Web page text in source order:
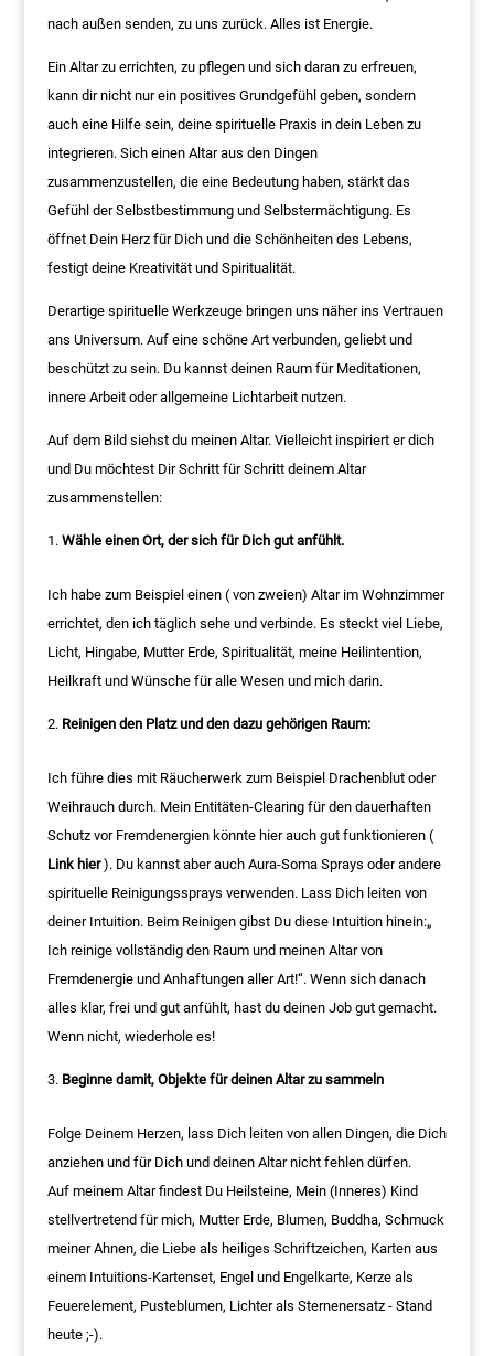
nach außen senden, zu uns zurück. Alles ist Energie.
Ein Altar zu errichten, zu pflegen und sich daran zu erfreuen,
kann dir nicht nur ein positives Grundgefühl geben, sondern
auch eine Hilfe sein, deine spirituelle Praxis in dein Leben zu
integrieren. Sich einen Altar aus den Dingen
zusammenzustellen, die eine Bedeutung haben, stärkt das
Gefühl der Selbstbestimmung und Selbstermächtigung. Es
öffnet Dein Herz für Dich und die Schönheiten des Lebens,
festigt deine Kreativität und Spiritualität.
Derartige spirituelle Werkzeuge bringen uns näher ins Vertrauen
ans Universum. Auf eine schöne Art verbunden, geliebt und
beschützt zu sein. Du kannst deinen Raum für Meditationen,
innere Arbeit oder allgemeine Lichtarbeit nutzen.
Auf dem Bild siehst du meinen Altar. Vielleicht inspiriert er dich
und Du möchtest Dir Schritt für Schritt deinem Altar
zusammenstellen:
Wähle einen Ort, der sich für Dich gut anfühlt.
Ich habe zum Beispiel einen ( von zweien) Altar im Wohnzimmer
errichtet, den ich täglich sehe und verbinde. Es steckt viel Liebe,
Licht, Hingabe, Mutter Erde, Spiritualität, meine Heilintention,
Heilkraft und Wünsche für alle Wesen und mich darin.
Reinigen den Platz und den dazu gehörigen Raum:
Ich führe dies mit Räucherwerk zum Beispiel Drachenblut oder
Weihrauch durch. Mein Entitäten-Clearing für den dauerhaften
Schutz vor Fremdenergien könnte hier auch gut funktionieren (
Link hier). Du kannst aber auch Aura-Soma Sprays oder andere
spirituelle Reinigungssprays verwenden. Lass Dich leiten von
deiner Intuition. Beim Reinigen gibst Du diese Intuition hinein:„
Ich reinige vollständig den Raum und meinen Altar von
Fremdenergie und Anhaftungen aller Art!“. Wenn sich danach
alles klar, frei und gut anfühlt, hast du deinen Job gut gemacht.
Wenn nicht, wiederhole es!
Beginne damit, Objekte für deinen Altar zu sammeln
Folge Deinem Herzen, lass Dich leiten von allen Dingen, die Dich
anziehen und für Dich und deinen Altar nicht fehlen dürfen.
Auf meinem Altar findest Du Heilsteine, Mein (Inneres) Kind
stellvertretend für mich, Mutter Erde, Blumen, Buddha, Schmuck
meiner Ahnen, die Liebe als heiliges Schriftzeichen, Karten aus
einem Intuitions-Kartenset, Engel und Engelkarte, Kerze als
Feuerelement, Pusteblumen, Lichter als Sternenersatz - Stand
heute ;-).